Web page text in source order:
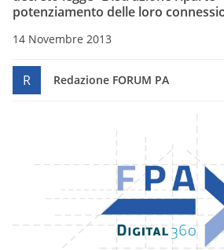
potenziamento delle loro
14 Novembre 2013
R Redazione FORUM PA